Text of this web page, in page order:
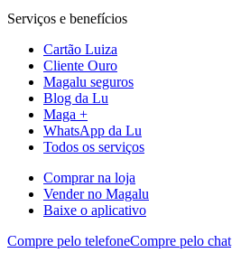
Serviços e benefícios
Cartão Luiza
Cliente Ouro
Magalu seguros
Blog da Lu
Maga +
WhatsApp da Lu
Todos os serviços
Comprar na loja
Vender no Magalu
Baixe o aplicativo
Compre pelo telefoneCompre pelo chat